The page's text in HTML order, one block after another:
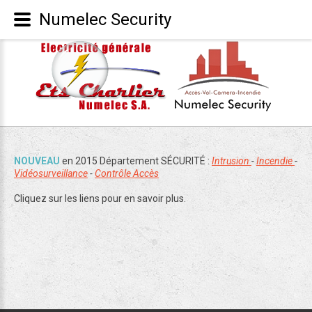
NOUVEAU en 2015 Département SÉCURITÉ : Intrusion-Incendie-
Vidéosurveillance-Contrôle Accès
Cliquez sur les liens pour en savoir plus.
Numelec Security